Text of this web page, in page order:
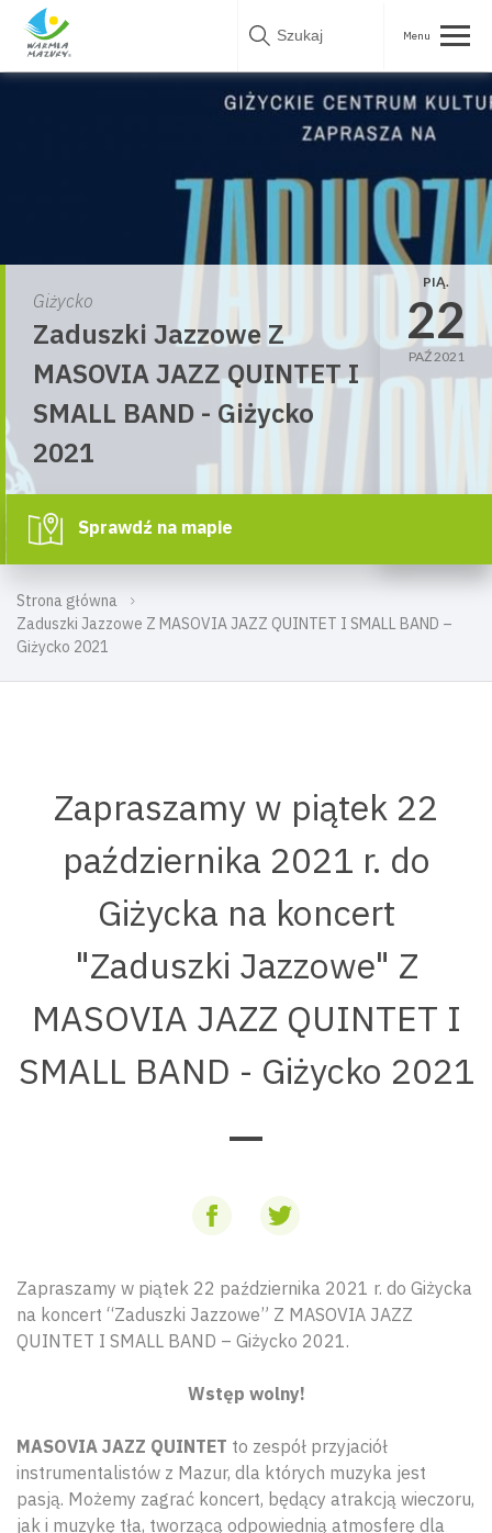
Skip
Strona główna
Zaduszki Jazzowe Z MASOVIA JAZZ QUINTET I SMALL BAND –
Giżycko 2021
Giżycko
Zaduszki Jazzowe Z
MASOVIA JAZZ QUINTET I
SMALL BAND - Giżycko
2021
PIĄ.
22
PAŹ 2021
Sprawdź na mapie
Zapraszamy w piątek 22
października 2021 r. do
Giżycka na koncert
"Zaduszki Jazzowe" Z
MASOVIA JAZZ QUINTET I
SMALL BAND - Giżycko 2021
Zapraszamy w piątek 22 października 2021 r. do Giżycka
na koncert “Zaduszki Jazzowe” Z MASOVIA JAZZ
QUINTET I SMALL BAND – Giżycko 2021.
Wstęp wolny!
MASOVIA JAZZ QUINTET to zespół przyjaciół
instrumentalistów z Mazur, dla których muzyka jest
pasją. Możemy zagrać koncert, będący atrakcją wieczoru,
jak i muzykę tła, tworzącą odpowiednią atmosferę dla